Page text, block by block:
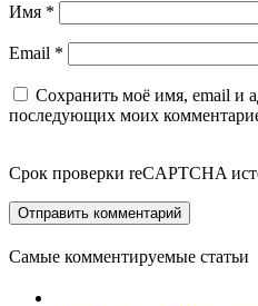
Имя *
Email *
Сохранить моё имя, email и
последующих моих
Срок проверки reCAPTCHA
Самые комментируемые статьи